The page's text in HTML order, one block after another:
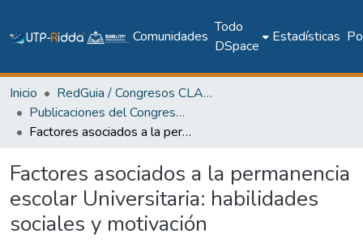
Comunidades
Todo
DSpace
Estadísticas
Inicio
RedGuia / Congresos CLABES
Publicaciones del Congreso Internacional CLABES
Factores asociados a la permanencia escolar Universitaria: habilidades sociales y motivación
Factores asociados a la permanencia
escolar Universitaria: habilidades
sociales y motivación